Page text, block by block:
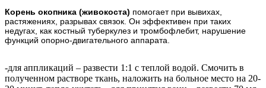
Корень окопника (живокоста) помогает при вывихах,
растяжениях, разрывах связок. Он эффективен при таких
недугах, как костный туберкулез и тромбофлебит, нарушение
функций опорно-двигательного аппарата.
-для аппликаций – развести 1:1 с теплой водой. Смочить в
полученном растворе ткань, наложить на больное место на 20-